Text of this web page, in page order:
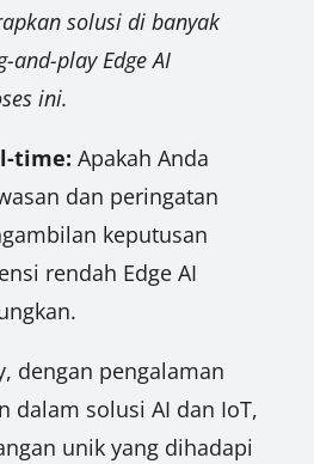
solusi di banyak
and-play Edge AI
ini.
time: Apakah Anda
dan peringatan
keputusan
rendah Edge AI
dengan pengalaman
dalam solusi AI dan IoT,
unik yang dihadapi